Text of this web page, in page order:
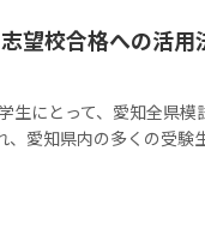
望校合格への活用
生にとって、愛知全県
愛知県内の多くの受験